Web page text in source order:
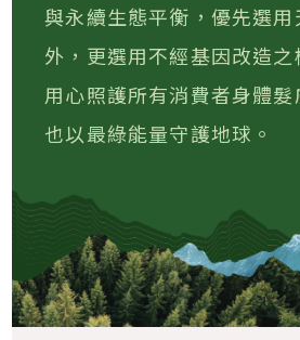
與永續生態平衡，優先選
外，更選用不經基因改造之
用心照護所有消費者身體髮
也以最綠能量守護地球。